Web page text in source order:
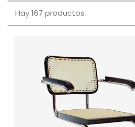
Hay 167 productos.